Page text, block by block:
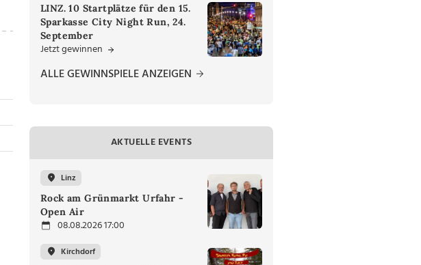
LINZ. 10 Startplätze für den 15.
Sparkasse City Night Run, 24.
September
Jetzt gewinnen
ALLE GEWINNSPIELE ANZEIGEN
AKTUELLE EVENTS
Linz
Rock am Grünmarkt Urfahr -
Open Air
08.08.2026 17:00
Kirchdorf